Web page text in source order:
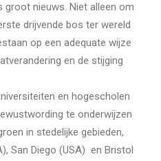
nieuws. Niet alleen om
drijvende bos ter wereld
op een adequate wijze
en de stijging
en hogescholen
te onderwijzen
in stedelijke gebieden,
San Diego (USA) en Bristol